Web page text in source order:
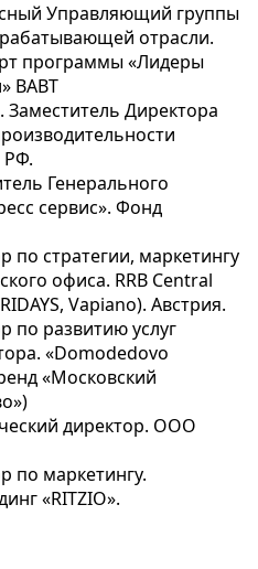
Управляющий группы
отрасли.
программы «Лидеры
ВАВТ
Директора
РФ.
Генерального
сервис». Фонд
по стратегии, маркетингу
офиса. RRB Central
Vapiano). Австрия.
по развитию услуг
«Domodedovo
«Московский
директор. ООО
по маркетингу.
«RITZIO».